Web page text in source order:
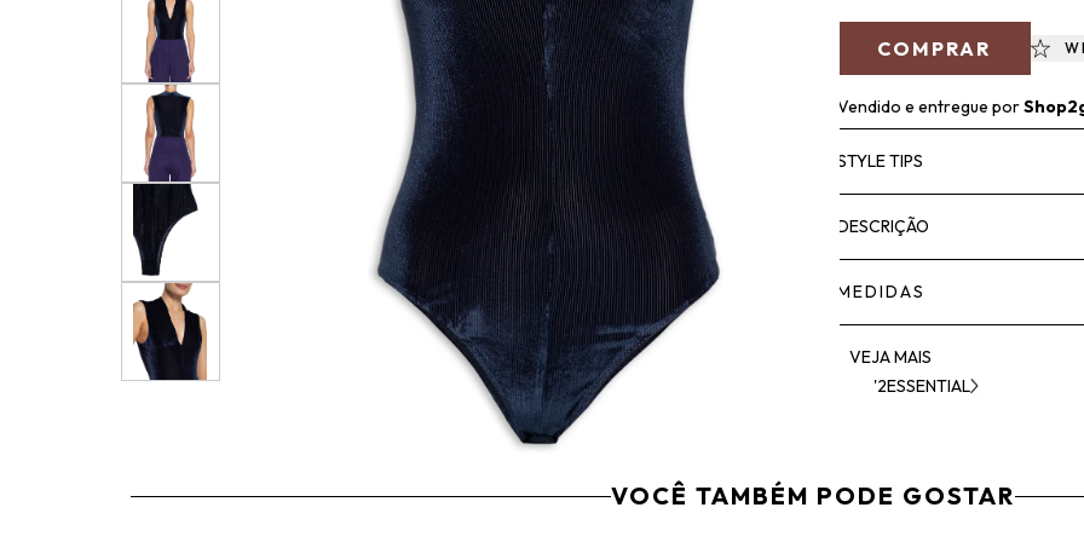
COMPRAR
Vendido e entregue por
STYLE TIPS
DESCRIÇÃO
MEDIDAS
VEJA MAIS
'2ESSENTIAL
VOCÊ TAMBÉM PODE GOSTAR